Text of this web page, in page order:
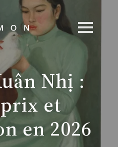
Nhị :
et
en 2026